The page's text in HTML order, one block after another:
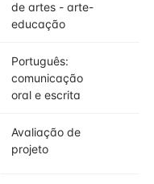
de artes - arte-
educação
Português:
comunicação
oral e escrita
Avaliação de
projeto